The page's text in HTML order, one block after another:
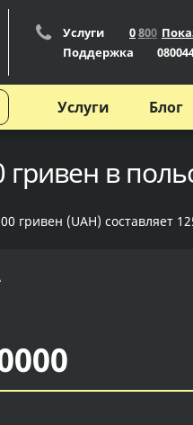
Услуги 0800
Поддержка
Услуги Блог
гривен в
гривен (UAH) составляет